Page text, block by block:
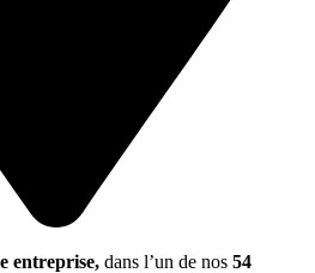
entreprise, dans l’un de nos 54